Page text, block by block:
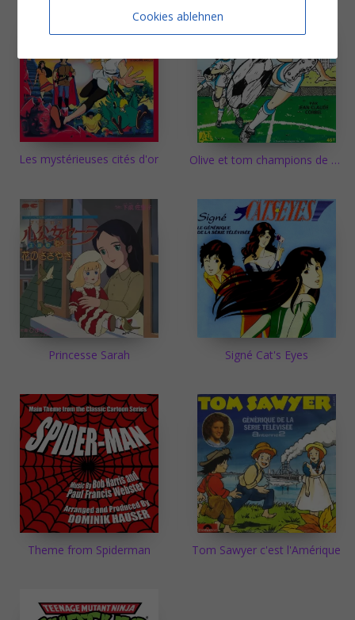
Les mystérieuses cités d'or Olive et tom champions de foot
Princesse Sarah Signé Cat's Eyes
Theme from Spiderman Tom Sawyer c'est l'Amérique
Cookies ablehnen